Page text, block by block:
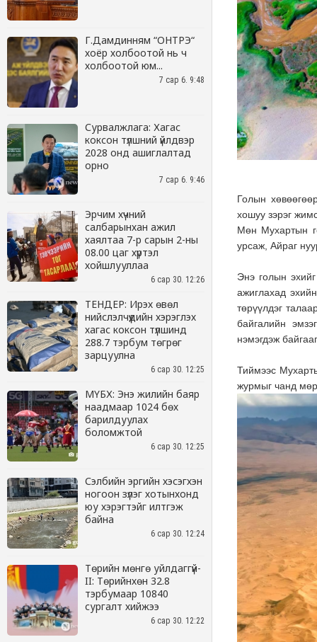
Г.Дамдинням “ОНТРЭ“
хоёр холбоотой нь ч
холбоотой юм...
7 сар 6. 9:48
Сурвалжлага: Хагас
коксон түлшний үйлдвэр
2028 онд ашиглалтад
орно
7 сар 6. 9:46
Эрчим хүчний
салбарынхан ажил
хаялтаа 7-р сарын 2-ны
08.00 цаг хүртэл
хойшлууллаа
6 сар 30. 12:26
ТЕНДЕР: Ирэх өвөл
нийслэлчүүдийн хэрэглэх
хагас коксон түлшинд
288.7 тэрбум төгрөг
зарцуулна
6 сар 30. 12:25
МҮБХ: Энэ жилийн баяр
наадмаар 1024 бөх
барилдуулах
боломжтой
6 сар 30. 12:25
Сэлбийн эргийн хэсэгхэн
ногоон зүлэг хотынхонд
юу хэрэгтэйг илтгэж
байна
6 сар 30. 12:24
Төрийн мөнгө уйлдаггүй-
II: Төрийнхөн 32.8
тэрбумаар 10840
сургалт хийжээ
6 сар 30. 12:22